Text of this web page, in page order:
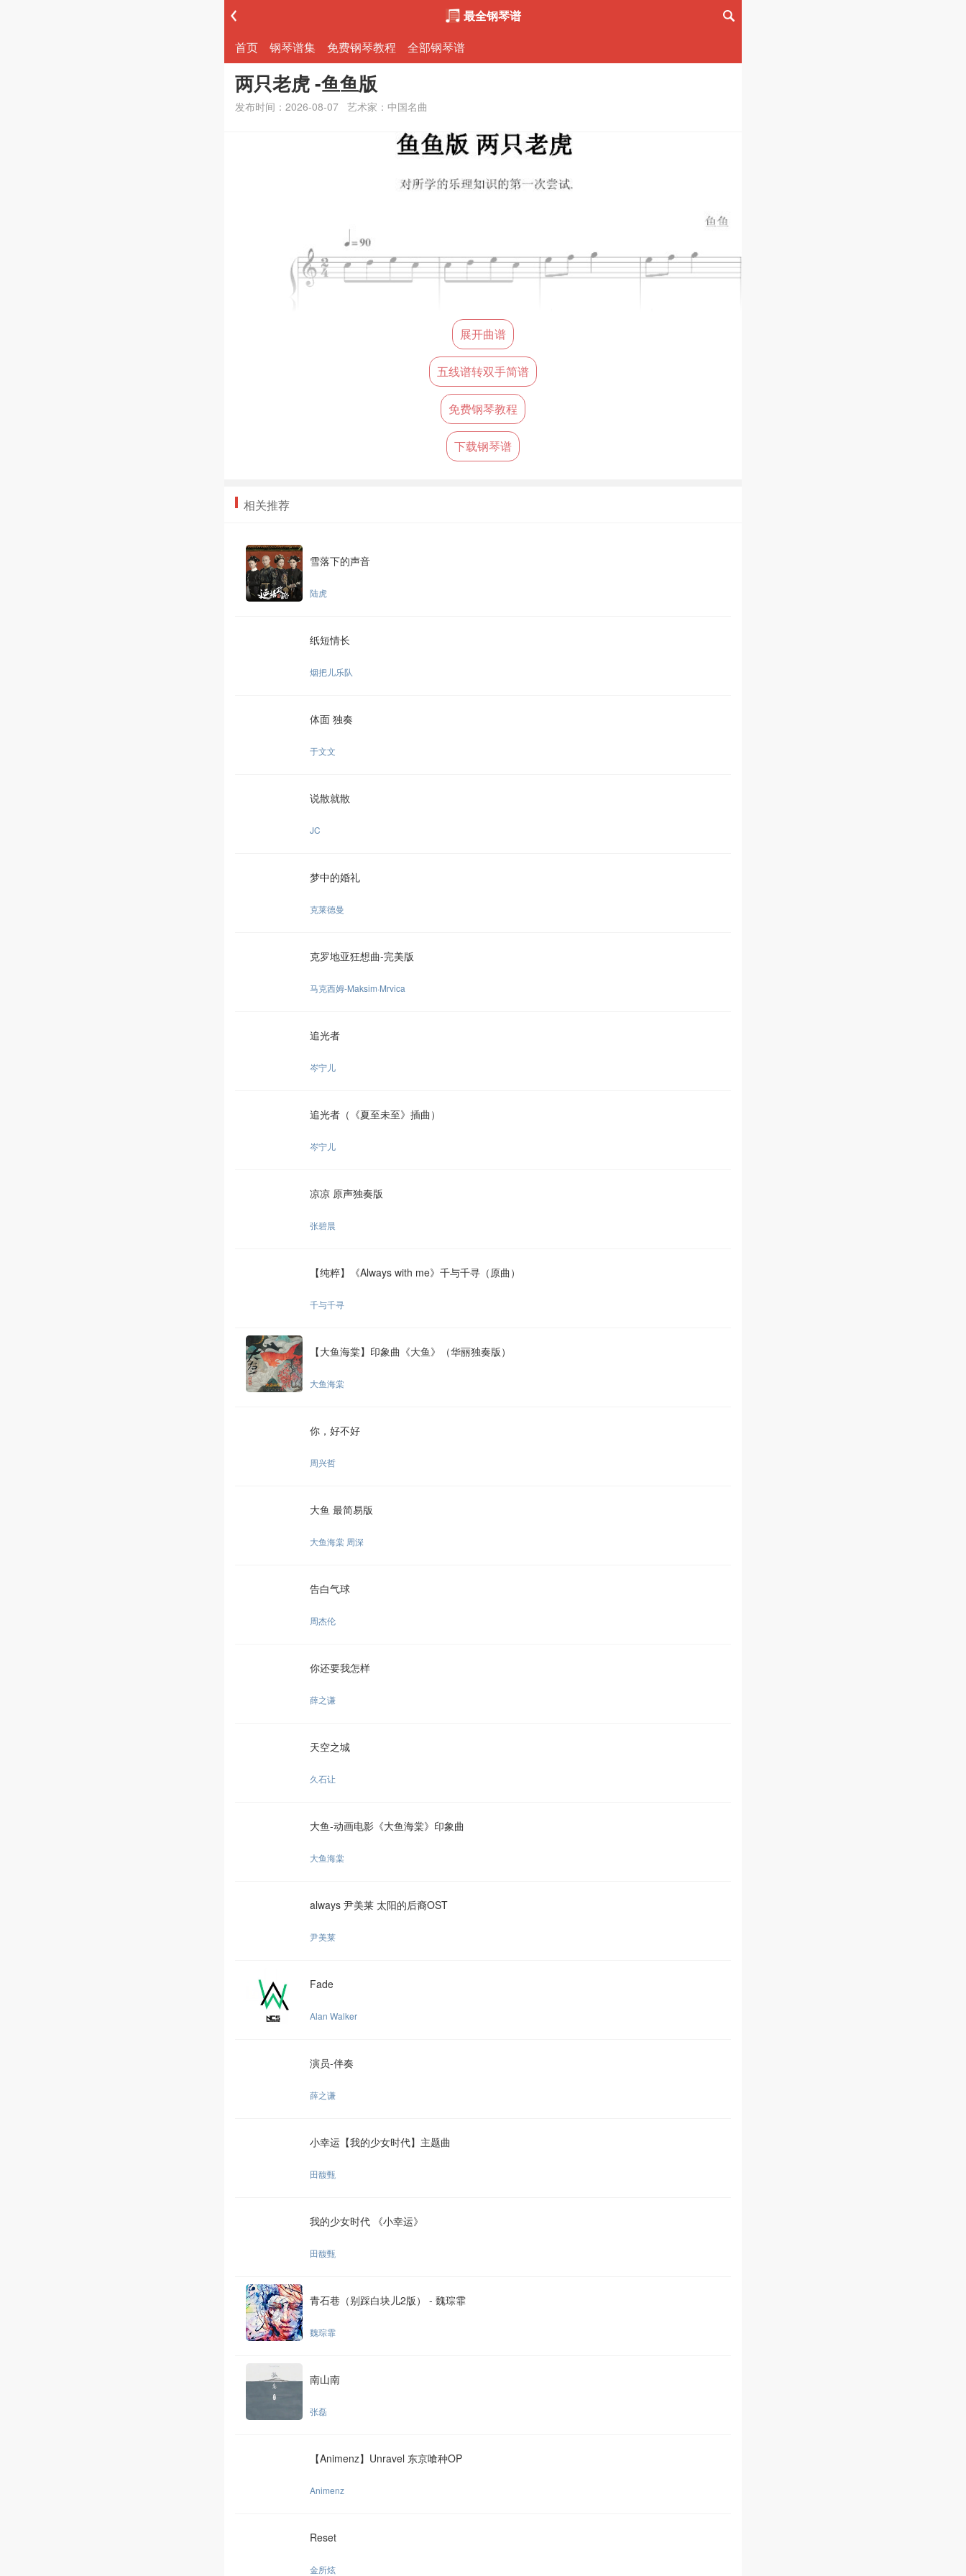
最全钢琴谱
首页
钢琴谱集 免费钢琴教程 全部钢琴谱
两只老虎 -鱼鱼版
发布时间：2026-08-07 艺术家：中国名曲
展开曲谱
五线谱转双手简谱
免费钢琴教程
下载钢琴谱
相关推荐
雪落下的声音
陆虎
纸短情长
烟把儿乐队
体面 独奏
于文文
说散就散
JC
梦中的婚礼
克莱德曼
克罗地亚狂想曲-完美版
马克西姆-Maksim·Mrvica
追光者
岑宁儿
追光者（《夏至未至》插曲）
岑宁儿
凉凉 原声独奏版
张碧晨
【纯粹】《Always with me》千与千寻（原曲）
千与千寻
【大鱼海棠】印象曲《大鱼》（华丽独奏版）
大鱼海棠
你，好不好
周兴哲
大鱼 最简易版
大鱼海棠 周深
告白气球
周杰伦
你还要我怎样
薛之谦
天空之城
久石让
大鱼-动画电影《大鱼海棠》印象曲
大鱼海棠
always 尹美莱 太阳的后裔OST
尹美莱
Fade
Alan Walker
演员-伴奏
薛之谦
小幸运【我的少女时代】主题曲
田馥甄
我的少女时代 《小幸运》
田馥甄
青石巷（别踩白块儿2版） - 魏琮霏
魏琮霏
南山南
张磊
【Animenz】Unravel 东京喰种OP
Animenz
Reset
金所炫